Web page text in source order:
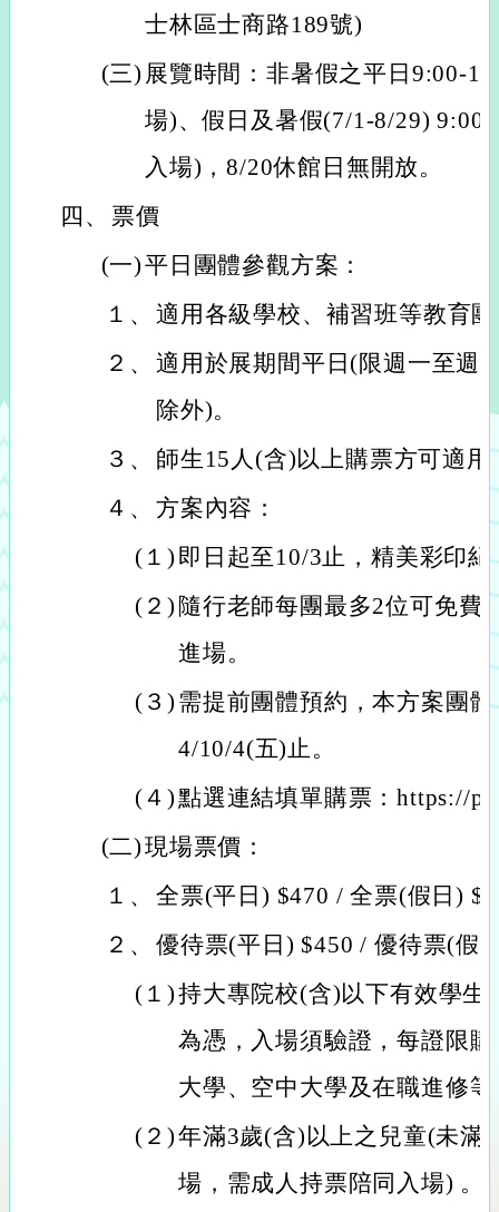
士林區士商路189號)
(三) 展覽時間：非暑假之平日9:00-
場)、假日及暑假(7/1-8/29)
入場)，8/20休館日無開放。
四、
票價
(一)平日團體參觀方案：
１、 適用各級學校、補習班等教育
２、 適用於展期間平日(限週一至週
除外)。
３、
師生15人(含)以上購票方可適
４、 方案內容：
(１) 即日起至10/3止，精美彩印
(２) 隨行老師每團最多2位可免費
進場。
(３) 需提前團體預約，本方案團
4/10/4(五)止。
(４)點選連結填單購票：https://
(二)現場票價：
１、 全票(平日) $470 / 全票(假日)
２、 優待票(平日) $450 / 優待票(假
(１)持大專院校(含)以下有效學生
為憑，入場須驗證，每證限
大學、空中大學及在職進修
(２)年滿3歲(含)以上之兒童(未滿
場，需成人持票陪同入場) 。